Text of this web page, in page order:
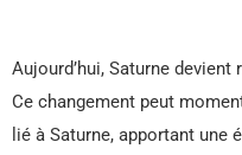
Aujourd’hui, Saturne devient
Ce changement peut
lié à Saturne, apportant une